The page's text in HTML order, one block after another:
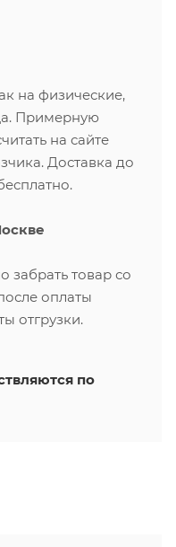
на физические,
Примерную
на сайте
Доставка до
забрать товар со
оплаты
отгрузки.
по